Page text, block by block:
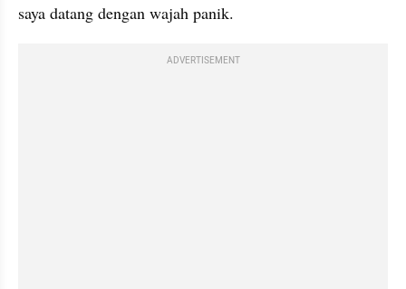
saya datang dengan wajah panik.
ADVERTISEMENT